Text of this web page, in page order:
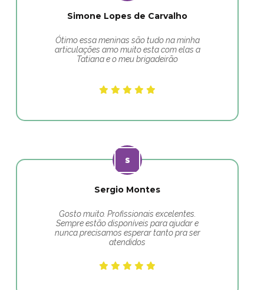
Simone Lopes de Carvalho
Ótimo essa meninas são tudo na minha
articulações amo muito esta com elas a
Tatiana e o meu brigadeirão
Sergio Montes
Gosto muito. Profissionais excelentes.
Sempre estão disponíveis para ajudar e
nunca precisamos esperar tanto pra ser
atendidos